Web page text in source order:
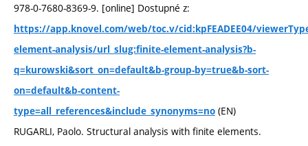
978-0-7680-8369-9. [online] Dostupné z:
https://app.knovel.com/web/toc.v/cid:kpFEADEE04/
element-analysis/url_slug:finite-element-analysis?b-
q=kurowski&sort_on=default&b-group-by=true&b-sort-
on=default&b-content-
type=all_references&include_synonyms=no (EN)
RUGARLI, Paolo. Structural analysis with finite elements.